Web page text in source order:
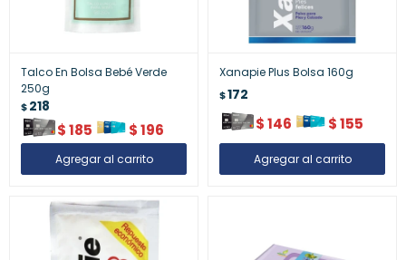
Talco En Bolsa Bebé Verde
250g
$218
$185 $196
Xanapie Plus Bolsa 160g
$172
$146 $155